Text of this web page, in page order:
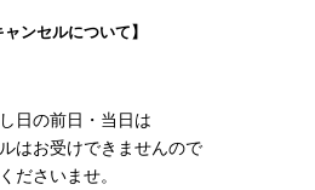
ンセルについて】
日の前日・当日は
はお受けできませんので
ださいませ。